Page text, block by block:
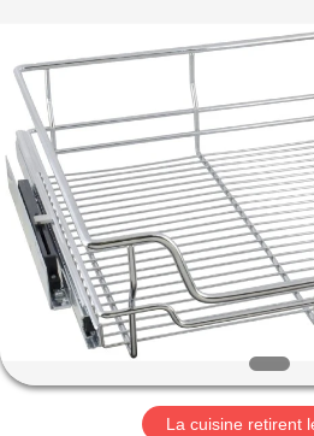
MAISON
PRODUITS
AU
SUJET
DE
NOUS
Rights
Reserved.
Developed
ECER
La cuisine retirent